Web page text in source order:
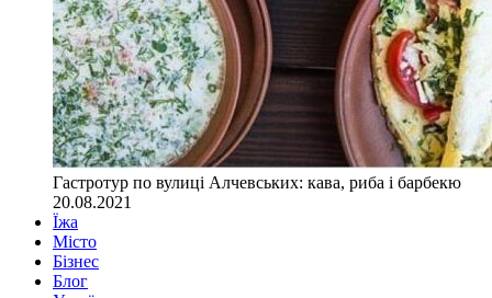
Гастротур по вулиці Алчевських: кава, риба і барбекю
20.08.2021
Їжа
Місто
Бізнес
Блог